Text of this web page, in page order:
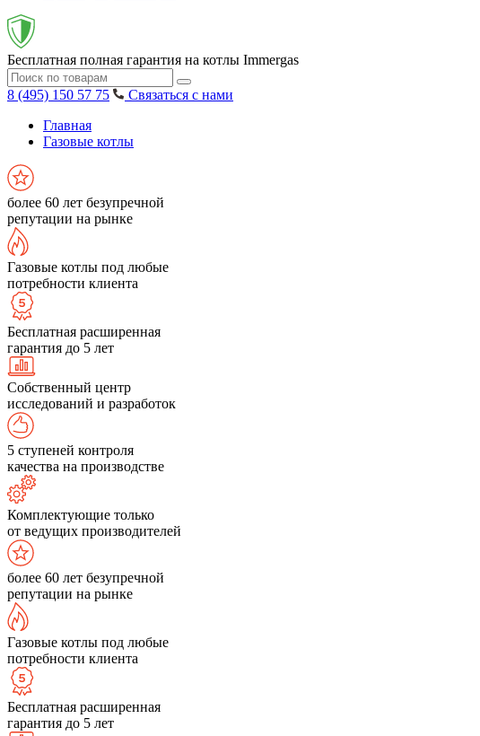
Бесплатная полная гарантия на котлы Immergas
8 (495) 150 57 75
Связаться с нами
Главная
Газовые котлы
более 60 лет безупречной
репутации на рынке
Газовые котлы под любые
потребности клиента
Бесплатная расширенная
гарантия до 5 лет
Собственный центр
исследований и разработок
5 ступеней контроля
качества на производстве
Комплектующие только
от ведущих производителей
более 60 лет безупречной
репутации на рынке
Газовые котлы под любые
потребности клиента
Бесплатная расширенная
гарантия до 5 лет